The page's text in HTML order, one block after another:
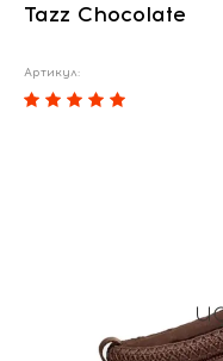
Tazz Chocolate
Артикул: